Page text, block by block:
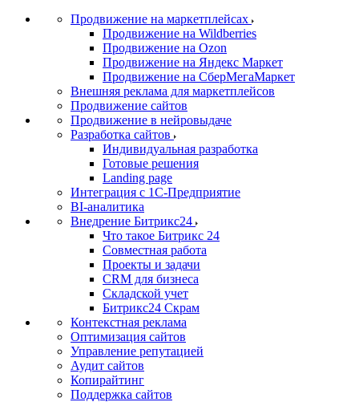
Продвижение на маркетплейсах
Продвижение на Wildberries
Продвижение на Ozon
Продвижение на Яндекс Маркет
Продвижение на СберМегаМаркет
Внешняя реклама для маркетплейсов
Продвижение сайтов
Продвижение в нейровыдаче
Разработка сайтов
Индивидуальная разработка
Готовые решения
Landing page
Интеграция с 1С-Предприятие
BI-аналитика
Внедрение Битрикс24
Что такое Битрикс 24
Совместная работа
Проекты и задачи
СRМ для бизнеса
Складской учет
Битрикс24 Скрам
Контекстная реклама
Оптимизация сайтов
Управление репутацией
Аудит сайтов
Копирайтинг
Поддержка сайтов